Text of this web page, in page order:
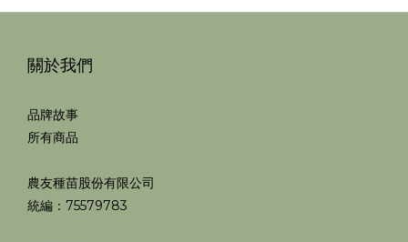
關於我們
品牌故事
所有商品
農友種苗股份有限公司
統編：75579783